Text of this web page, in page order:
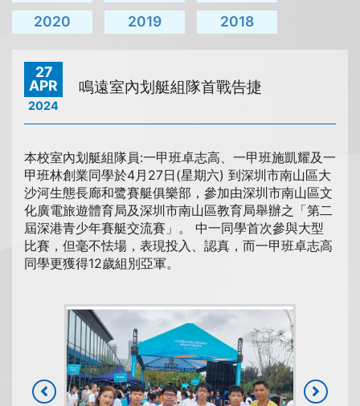
2020
2019 2018
27
APR
2024
鳴遠室內划艇組隊首戰告捷
本校室內划艇組隊員:一甲班卓志高、一甲班施凱耀及一
甲班林創業同學於4月27日(星期六) 到深圳市南山區大
沙河生態長廊和鹭賽艇俱樂部，參加由深圳市南山區文
化廣電旅遊體育局及深圳市南山區教育局舉辦之「第二
屆深港青少年賽艇交流賽」。 中一同學首次參與大型
比賽，但毫不怯場，表現投入、認真，而一甲班卓志高
同學更獲得12歲組別亞軍。